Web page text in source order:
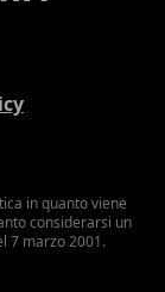
in quanto viene
considerarsi un
7 marzo 2001.